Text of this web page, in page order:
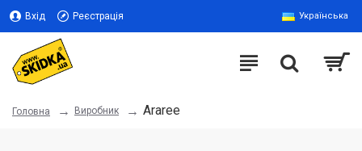
Вхід Реєстрація Українська
Головна Виробник Araree